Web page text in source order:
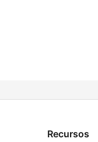
Recursos